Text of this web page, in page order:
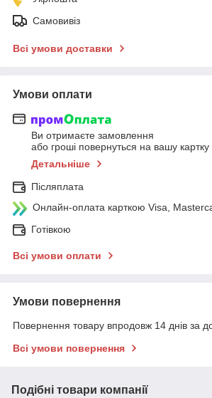
Самовивіз
Всі умови доставки
Умови оплати
Ви отримаєте замовлення
або гроші повернуться на вашу картку
Детальніше
Післяплата
Онлайн-оплата карткою Visa,
Готівкою
Всі умови оплати
Умови повернення
Повернення товару впродовж 14 днів за
Всі умови повернення
Подібні товари компанії